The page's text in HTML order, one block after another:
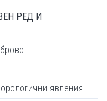
РЕД И
явления